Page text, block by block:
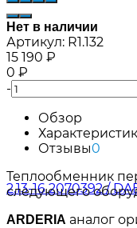
Нет в наличии
Артикул: R1.132
15 190 ₽
0 ₽
-
Обзор
Отзывы0
Теплообменник
следующего
ARDERIA аналог